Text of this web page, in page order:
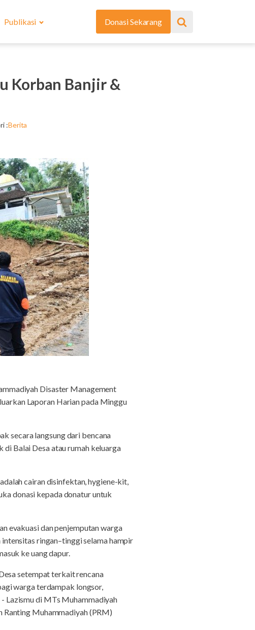
Publikasi Donasi Sekarang
Korban Banjir &
:Berita
Disaster Management
Laporan Harian pada Minggu
secara langsung dari bencana
Balai Desa atau rumah keluarga
cairan disinfektan, hygiene-kit,
donasi kepada donatur untuk
evakuasi dan penjemputan warga
ringan–tinggi selama hampir
keuang dapur.
setempat terkait rencana
warga terdampak longsor,
Lazismu di MTs Muhammadiyah
Ranting Muhammadiyah (PRM)